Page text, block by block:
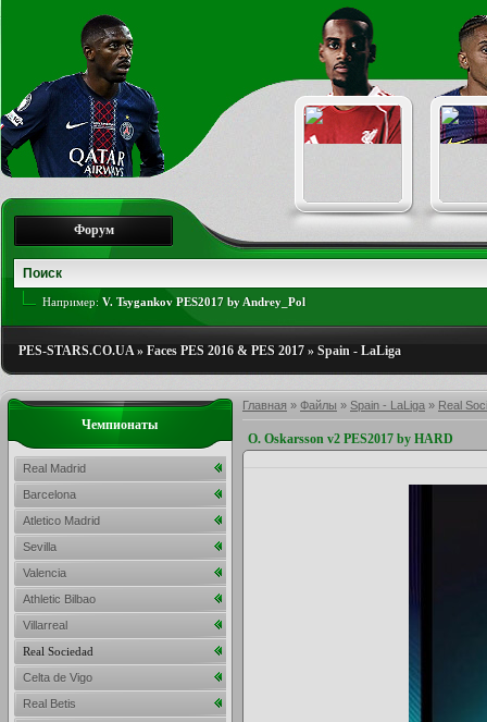
Форум
Например: V. Tsygankov PES2017 by Andrey_Pol
PES-STARS.CO.UA» Faces PES 2016 & PES 2017 » Spain - LaLiga
Главная » Файлы » Spain - LaLiga » Real
O. Oskarsson v2 PES2017 by HARD
Чемпионаты
Real Madrid
Barcelona
Atletico Madrid
Sevilla
Valencia
Athletic Bilbao
Villarreal
Real Sociedad
Celta de Vigo
Real Betis